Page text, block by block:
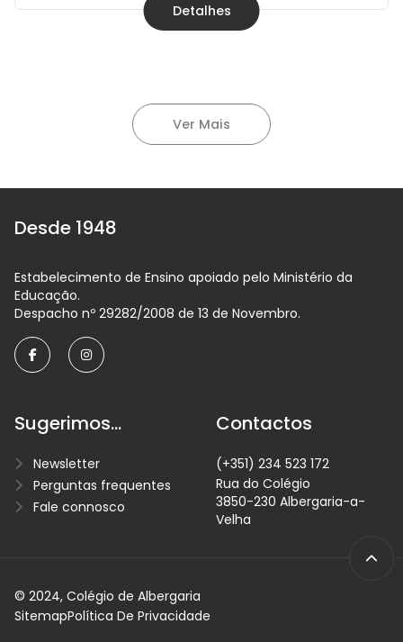
Detalhes
Ver Mais
Desde 1948
Estabelecimento de Ensino apoiado pelo Ministério da
Educação.
Despacho nº 29282/2008 de 13 de Novembro.
facebookinstagram
Sugerimos...
Newsletter
Perguntas frequentes
Fale connosco
Contactos
(+351) 234 523 172
Rua do Colégio
3850-230 Albergaria-a-
Velha
© 2024, Colégio de Albergaria
SitemapPolítica De Privacidade